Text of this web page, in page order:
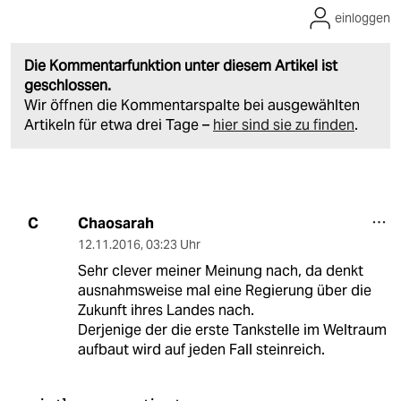
Die Kommentarfunktion unter diesem Artikel ist
geschlossen.
Wir öffnen die Kommentarspalte bei ausgewählten
Artikeln für etwa drei Tage – hier sind sie zu finden.
einloggen
C Chaosarah
12.11.2016, 03:23 Uhr
Sehr clever meiner Meinung nach, da denkt
ausnahmsweise mal eine Regierung über die
Zukunft ihres Landes nach.
Derjenige der die erste Tankstelle im Weltraum
aufbaut wird auf jeden Fall steinreich.